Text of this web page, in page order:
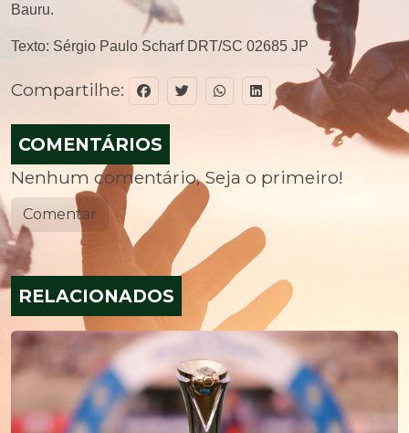
Bauru.
Texto: Sérgio Paulo Scharf DRT/SC 02685 JP
Compartilhe:
COMENTÁRIOS
Nenhum comentário, Seja o primeiro!
Comentar
RELACIONADOS